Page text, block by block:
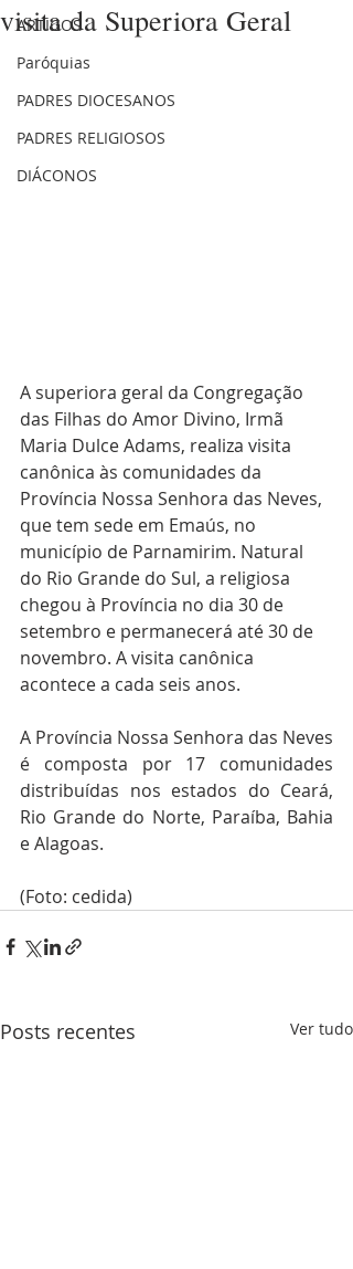
ARTIGOS
Paróquias
PADRES DIOCESANOS
PADRES RELIGIOSOS
DIÁCONOS
visita da Superiora Geral
A superiora geral da Congregação
das Filhas do Amor Divino, Irmã
Maria Dulce Adams, realiza visita
canônica às comunidades da
Província Nossa Senhora das Neves,
que tem sede em Emaús, no
município de Parnamirim. Natural
do Rio Grande do Sul, a religiosa
chegou à Província no dia 30 de
setembro e permanecerá até 30 de
novembro. A visita canônica
acontece a cada seis anos.
A Província Nossa Senhora das Neves
é composta por 17 comunidades
distribuídas nos estados do Ceará,
Rio Grande do Norte, Paraíba, Bahia
e Alagoas.
(Foto: cedida)
Posts recentes Ver tudo